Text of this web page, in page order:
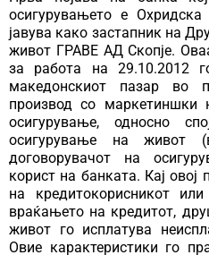
осигурувањето е
јавува како застапник на
живот ГРАВЕ АД Скопје.
за работа на 29.10.2012
македонскиот пазар во
производ со маркетиншки
осигурување, односно
осигурување на живот
договорувачот на
корист на банката. Кај овој
на кредитокорисникот
враќањето на кредитот,
живот го исплатува
Овие карактеристики го